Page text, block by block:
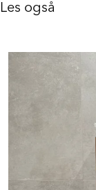
Les også